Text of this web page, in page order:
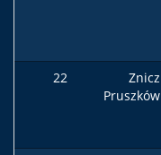
22
Znicz
Pruszków